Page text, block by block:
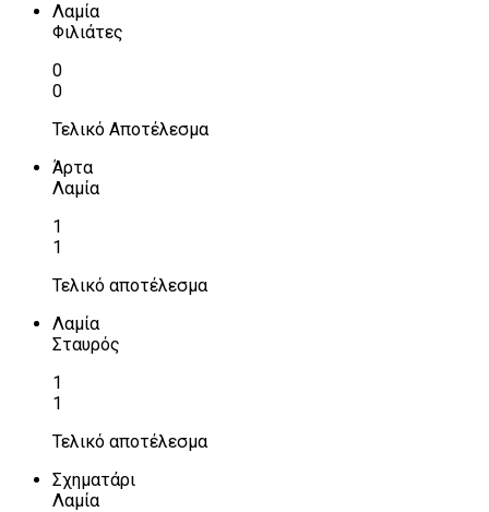
Λαμία
Φιλιάτες
0
0
Τελικό Αποτέλεσμα
Άρτα
Λαμία
1
1
Τελικό αποτέλεσμα
Λαμία
Σταυρός
1
1
Τελικό αποτέλεσμα
Σχηματάρι
Λαμία